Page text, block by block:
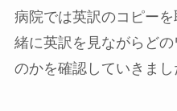
病院では英訳のコピー
緒に英訳を見ながらど
のかを確認していきまし